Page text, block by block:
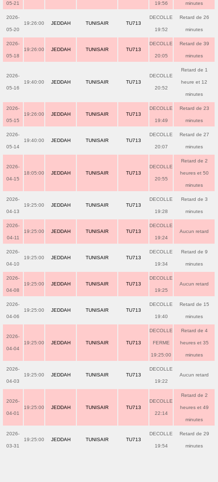
05-21 19:56 minutes
2026-
05-20
19:26:00 JEDDAH TUNISAIR TU713
DECOLLE
19:52
Retard de 26
minutes
2026-
05-18
19:26:00 JEDDAH TUNISAIR TU713
DECOLLE
20:05
Retard de 39
minutes
2026-
05-16
19:40:00 JEDDAH TUNISAIR TU713
DECOLLE
20:52
Retard de 1
heure et 12
minutes
2026-
05-15
19:26:00 JEDDAH TUNISAIR TU713
DECOLLE
19:49
Retard de 23
minutes
2026-
05-14
19:40:00 JEDDAH TUNISAIR TU713
DECOLLE
20:07
Retard de 27
minutes
2026-
04-15
18:05:00 JEDDAH TUNISAIR TU713
DECOLLE
20:55
Retard de 2
heures et 50
minutes
2026-
04-13
19:25:00 JEDDAH TUNISAIR TU713
DECOLLE
19:28
Retard de 3
minutes
2026-
04-11
19:25:00 JEDDAH TUNISAIR TU713
DECOLLE
19:24
Aucun retard
2026-
04-10
19:25:00 JEDDAH TUNISAIR TU713
DECOLLE
19:34
Retard de 9
minutes
2026-
04-08
19:25:00 JEDDAH TUNISAIR TU713
DECOLLE
19:25
Aucun retard
2026-
04-06
19:25:00 JEDDAH TUNISAIR TU713
DECOLLE
19:40
Retard de 15
minutes
2026-
04-04
19:25:00 JEDDAH TUNISAIR TU713
DECOLLE
FERME
19:25:00
Retard de 4
heures et 35
minutes
2026-
04-03
19:25:00 JEDDAH TUNISAIR TU713
DECOLLE
19:22
Aucun retard
2026-
04-01
19:25:00 JEDDAH TUNISAIR TU713
DECOLLE
22:14
Retard de 2
heures et 49
minutes
2026-
03-31
19:25:00 JEDDAH TUNISAIR TU713
DECOLLE
19:54
Retard de 29
minutes